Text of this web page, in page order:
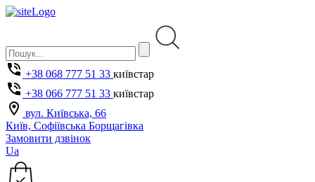
+38 068 777 51 33 київстар
+38 066 777 51 33 київстар
вул. Київська, 66
Київ, Софіївська Борщагівка
Замовити дзвінок
Ua